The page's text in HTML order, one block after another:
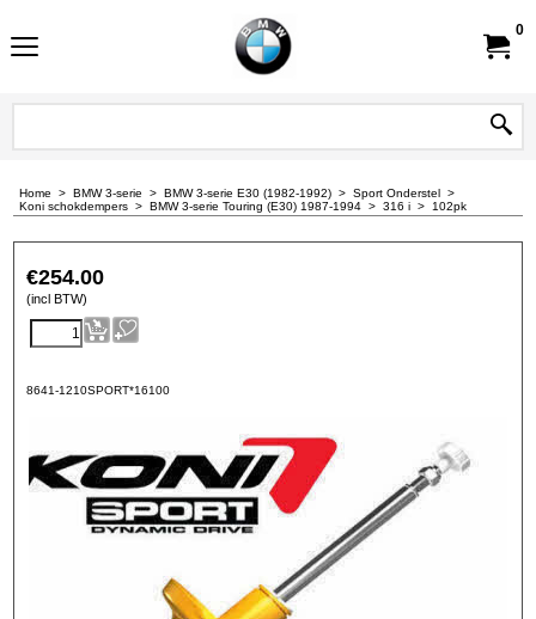
0
Home > BMW 3-serie > BMW 3-serie E30 (1982-1992) > Sport Onderstel >
Koni schokdempers > BMW 3-serie Touring (E30) 1987-1994 > 316 i > 102pk
€254.00
(incl BTW)
8641-1210SPORT*16100